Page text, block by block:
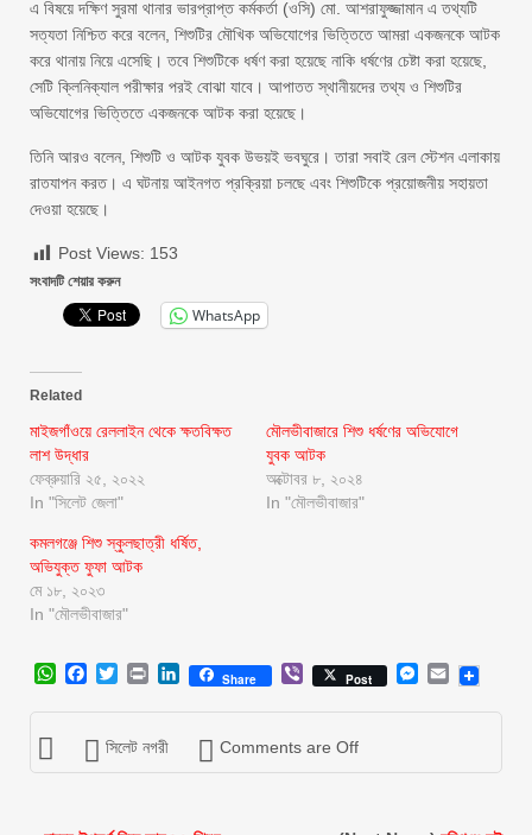
এ বিষয়ে দক্ষিণ সুরমা থানার ভারপ্রাপ্ত কর্মকর্তা (ওসি) মো. আশরাফুজ্জামান এ তথ্যটি
সত্যতা নিশ্চিত করে বলেন, শিশুটির মৌখিক অভিযোগের ভিত্তিতে আমরা একজনকে আটক
করে থানায় নিয়ে এসেছি। তবে শিশুটিকে ধর্ষণ করা হয়েছে নাকি ধর্ষণের চেষ্টা করা হয়েছে,
সেটি ক্লিনিক্যাল পরীক্ষার পরই বোঝা যাবে। আপাতত স্থানীয়দের তথ্য ও শিশুটির
অভিযোগের ভিত্তিতে একজনকে আটক করা হয়েছে।
তিনি আরও বলেন, শিশুটি ও আটক যুবক উভয়ই ভবঘুরে। তারা সবাই রেল স্টেশন এলাকায়
রাতযাপন করত। এ ঘটনায় আইনগত প্রক্রিয়া চলছে এবং শিশুটিকে প্রয়োজনীয় সহায়তা
দেওয়া হয়েছে।
Post Views: 153
সংবাদটি শেয়ার করুন
WhatsApp
Related
মাইজগাঁওয়ে রেললাইন থেকে ক্ষতবিক্ষত
লাশ উদ্ধার
ফেব্রুয়ারি ২৫, ২০২২
In "সিলেট জেলা"
মৌলভীবাজারে শিশু ধর্ষণের অভিযোগে
যুবক আটক
অক্টোবর ৮, ২০২৪
In "মৌলভীবাজার"
কমলগঞ্জে শিশু স্কুলছাত্রী ধর্ষিত,
অভিযুক্ত ফুফা আটক
মে ১৮, ২০২৩
In "মৌলভীবাজার"
WhatsApp
Facebook
Twitter
Print LinkedIn
Share ViberPost Messenger
Email
সিলেট নগরী Comments are Off